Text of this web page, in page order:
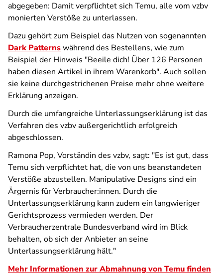
abgegeben: Damit verpflichtet sich Temu, alle vom vzbv
monierten Verstöße zu unterlassen.
Dazu gehört zum Beispiel das Nutzen von sogenannten
Dark Patternswährend des Bestellens, wie zum
Beispiel der Hinweis "Beeile dich! Über 126 Personen
haben diesen Artikel in ihrem Warenkorb". Auch sollen
sie keine durchgestrichenen Preise mehr ohne weitere
Erklärung anzeigen.
Durch die umfangreiche Unterlassungserklärung ist das
Verfahren des vzbv außergerichtlich erfolgreich
abgeschlossen.
Ramona Pop, Vorständin des vzbv, sagt: "Es ist gut, dass
Temu sich verpflichtet hat, die von uns beanstandeten
Verstöße abzustellen. Manipulative Designs sind ein
Ärgernis für Verbraucher:innen. Durch die
Unterlassungserklärung kann zudem ein langwieriger
Gerichtsprozess vermieden werden. Der
Verbraucherzentrale Bundesverband wird im Blick
behalten, ob sich der Anbieter an seine
Unterlassungserklärung hält."
Mehr Informationen zur Abmahnung von Temu finden